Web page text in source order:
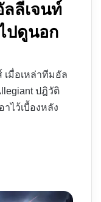
ลีเจนท์
ปดูนอก
เมื่อเหล่าทีมอัล
ปฎิวัติ
ไว้เบื้องหลัง